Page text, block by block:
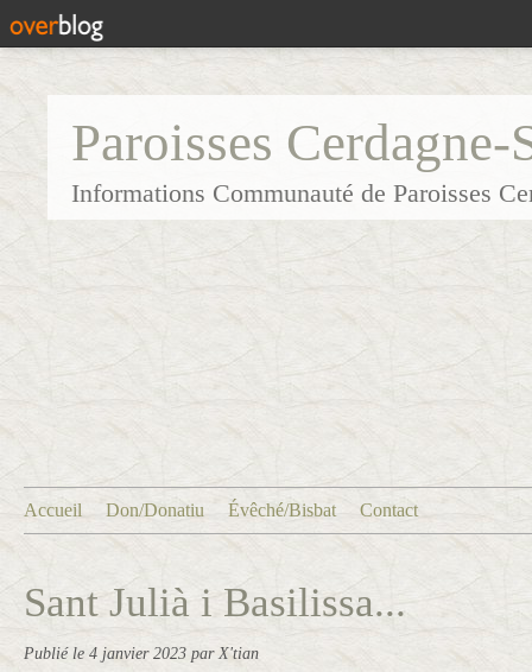
Paroisses
Informations Communauté de Paroisses
Accueil Don/Donatiu Évêché/Bisbat Contact
Sant Julià i Basilissa...
Publié le 4 janvier 2023 par X'tian